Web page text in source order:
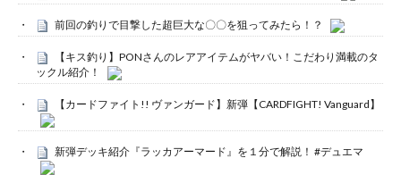
前回の釣りで目撃した超巨大な〇〇を狙ってみたら！？
【キス釣り】PONさんのレアアイテムがヤバい！こだわり満載のタ
ックル紹介！
【カードファイト!! ヴァンガード】新弾【CARDFIGHT! Vanguard】
新弾デッキ紹介『ラッカアーマード』を１分で解説！ #デュエマ